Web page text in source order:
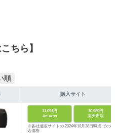
ちら】
順
購入サイト
11,091円
Amazon
10,980円
楽天市場
※各社通販サイトの 2024年10月20日時点 での税
込価格